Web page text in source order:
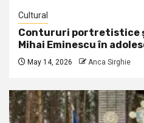
Cultural
Contururi portretistice
Mihai Eminescu în
May 14, 2026 Anca Sirghie